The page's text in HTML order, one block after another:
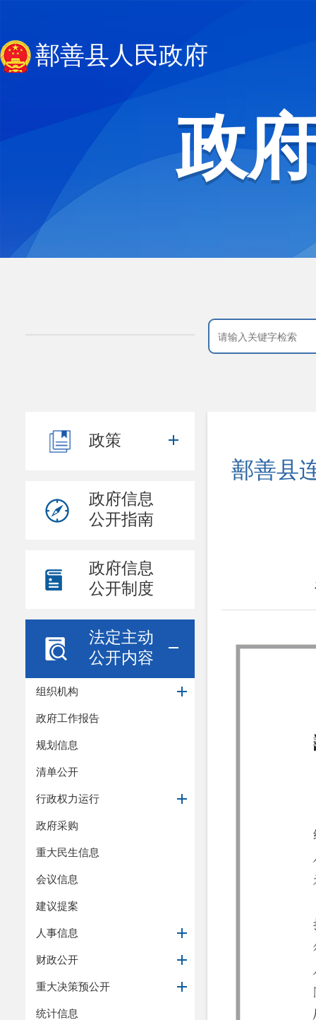
鄯善县人民政府
政
政策
政府信息
公开指南
政府信息
公开制度
法定主动
公开内容
组织机构
政府工作报告
规划信息
清单公开
行政权力运行
政府采购
重大民生信息
会议信息
建议提案
人事信息
财政公开
重大决策预公开
统计信息
鄯善县